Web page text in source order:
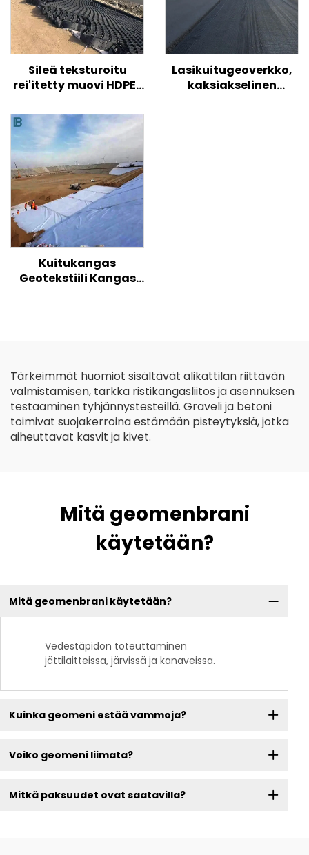
Sileä teksturoitu
rei'itetty muovi HDPE-
tien/rinteiden/rinteiden
maaperän
vahvistamiseen
Lasikuitugeoverkko,
kaksiakselinen
Kuitukangas
Geotekstiili Kangas
Tärkeimmät huomiot sisältävät alikattilan riittävän
valmistamisen, tarkka ristikangasliitos ja asennuksen
testaaminen tyhjännystesteillä. Graveli ja betoni
toimivat suojakerroina estämään pisteytyksiä, jotka
aiheuttavat kasvit ja kivet.
Mitä geomenbrani
käytetään?
Mitä geomenbrani käytetään?
Vedestäpidon toteuttaminen
jättilaitteissa, järvissä ja kanaveissa.
Kuinka geomeni estää vammoja?
Voiko geomeni liimata?
Mitkä paksuudet ovat saatavilla?